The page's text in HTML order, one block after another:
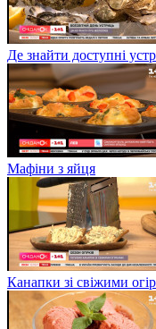
Де знайти доступні
Мафіни з яйця
Канапки зі свіжими